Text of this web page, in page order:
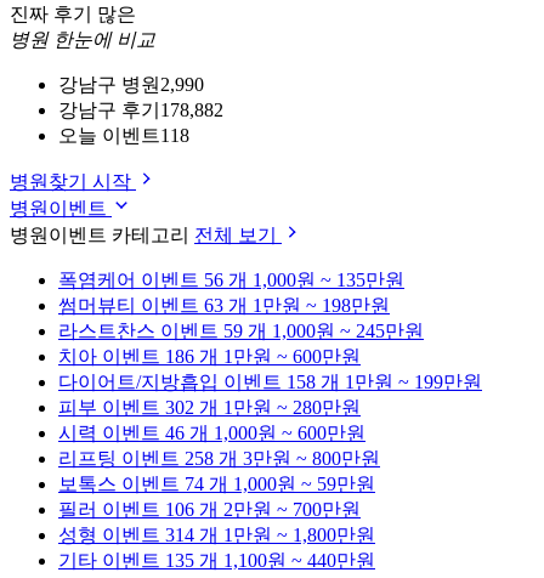
진짜 후기 많은
병원 한눈에 비교
강남구 병원 2,990
강남구 후기 178,882
오늘 이벤트118
병원찾기 시작
병원이벤트
병원이벤트 카테고리 전체 보기
폭염케어 이벤트 56 개 1,000원 ~ 135만원
썸머뷰티 이벤트 63 개 1만원 ~ 198만원
라스트찬스 이벤트 59 개 1,000원 ~ 245만원
치아 이벤트 186 개 1만원 ~ 600만원
다이어트/지방흡입 이벤트 158 개 1만원 ~ 199만원
피부 이벤트 302 개 1만원 ~ 280만원
시력 이벤트 46 개 1,000원 ~ 600만원
리프팅 이벤트 258 개 3만원 ~ 800만원
보톡스 이벤트 74 개 1,000원 ~ 59만원
필러 이벤트 106 개 2만원 ~ 700만원
성형 이벤트 314 개 1만원 ~ 1,800만원
기타 이벤트 135 개 1,100원 ~ 440만원